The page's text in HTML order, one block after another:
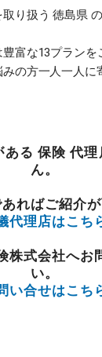
り扱う 徳島県
富な13プランを
の方一人一人に
る 保険 代
ん。
ればご紹介が
代理店はこち
株式会社へお
い。
い合せはこち